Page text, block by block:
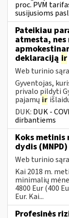
proc. PVM
susijusioms
Pateikiau
atmesta, nes
deklaraciją ir
Web turinio
Gyventojas,
privalo pildyti
pajamų ir
DUK: DUK -
dirbantiems
Koks metinis
dydis
Web turinio
Kai 2018 m.
minimalių
4800 Eur (400
Eur. Kai...
Profesinės